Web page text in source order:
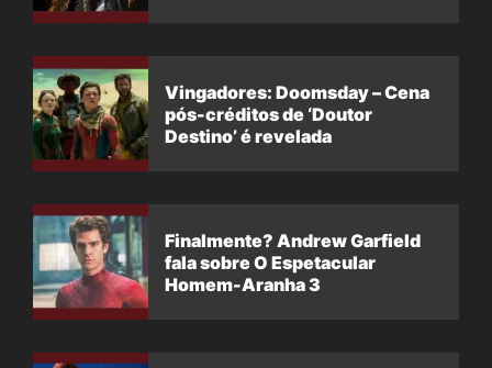
Vingadores: Doomsday – Cena
pós-créditos de ‘Doutor
Destino’ é revelada
Finalmente? Andrew Garfield
fala sobre O Espetacular
Homem-Aranha 3